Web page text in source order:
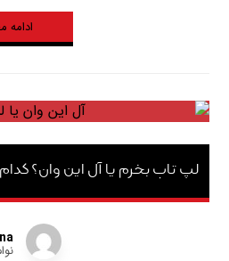
لپ تاپ بخرم یا آل این وان؟